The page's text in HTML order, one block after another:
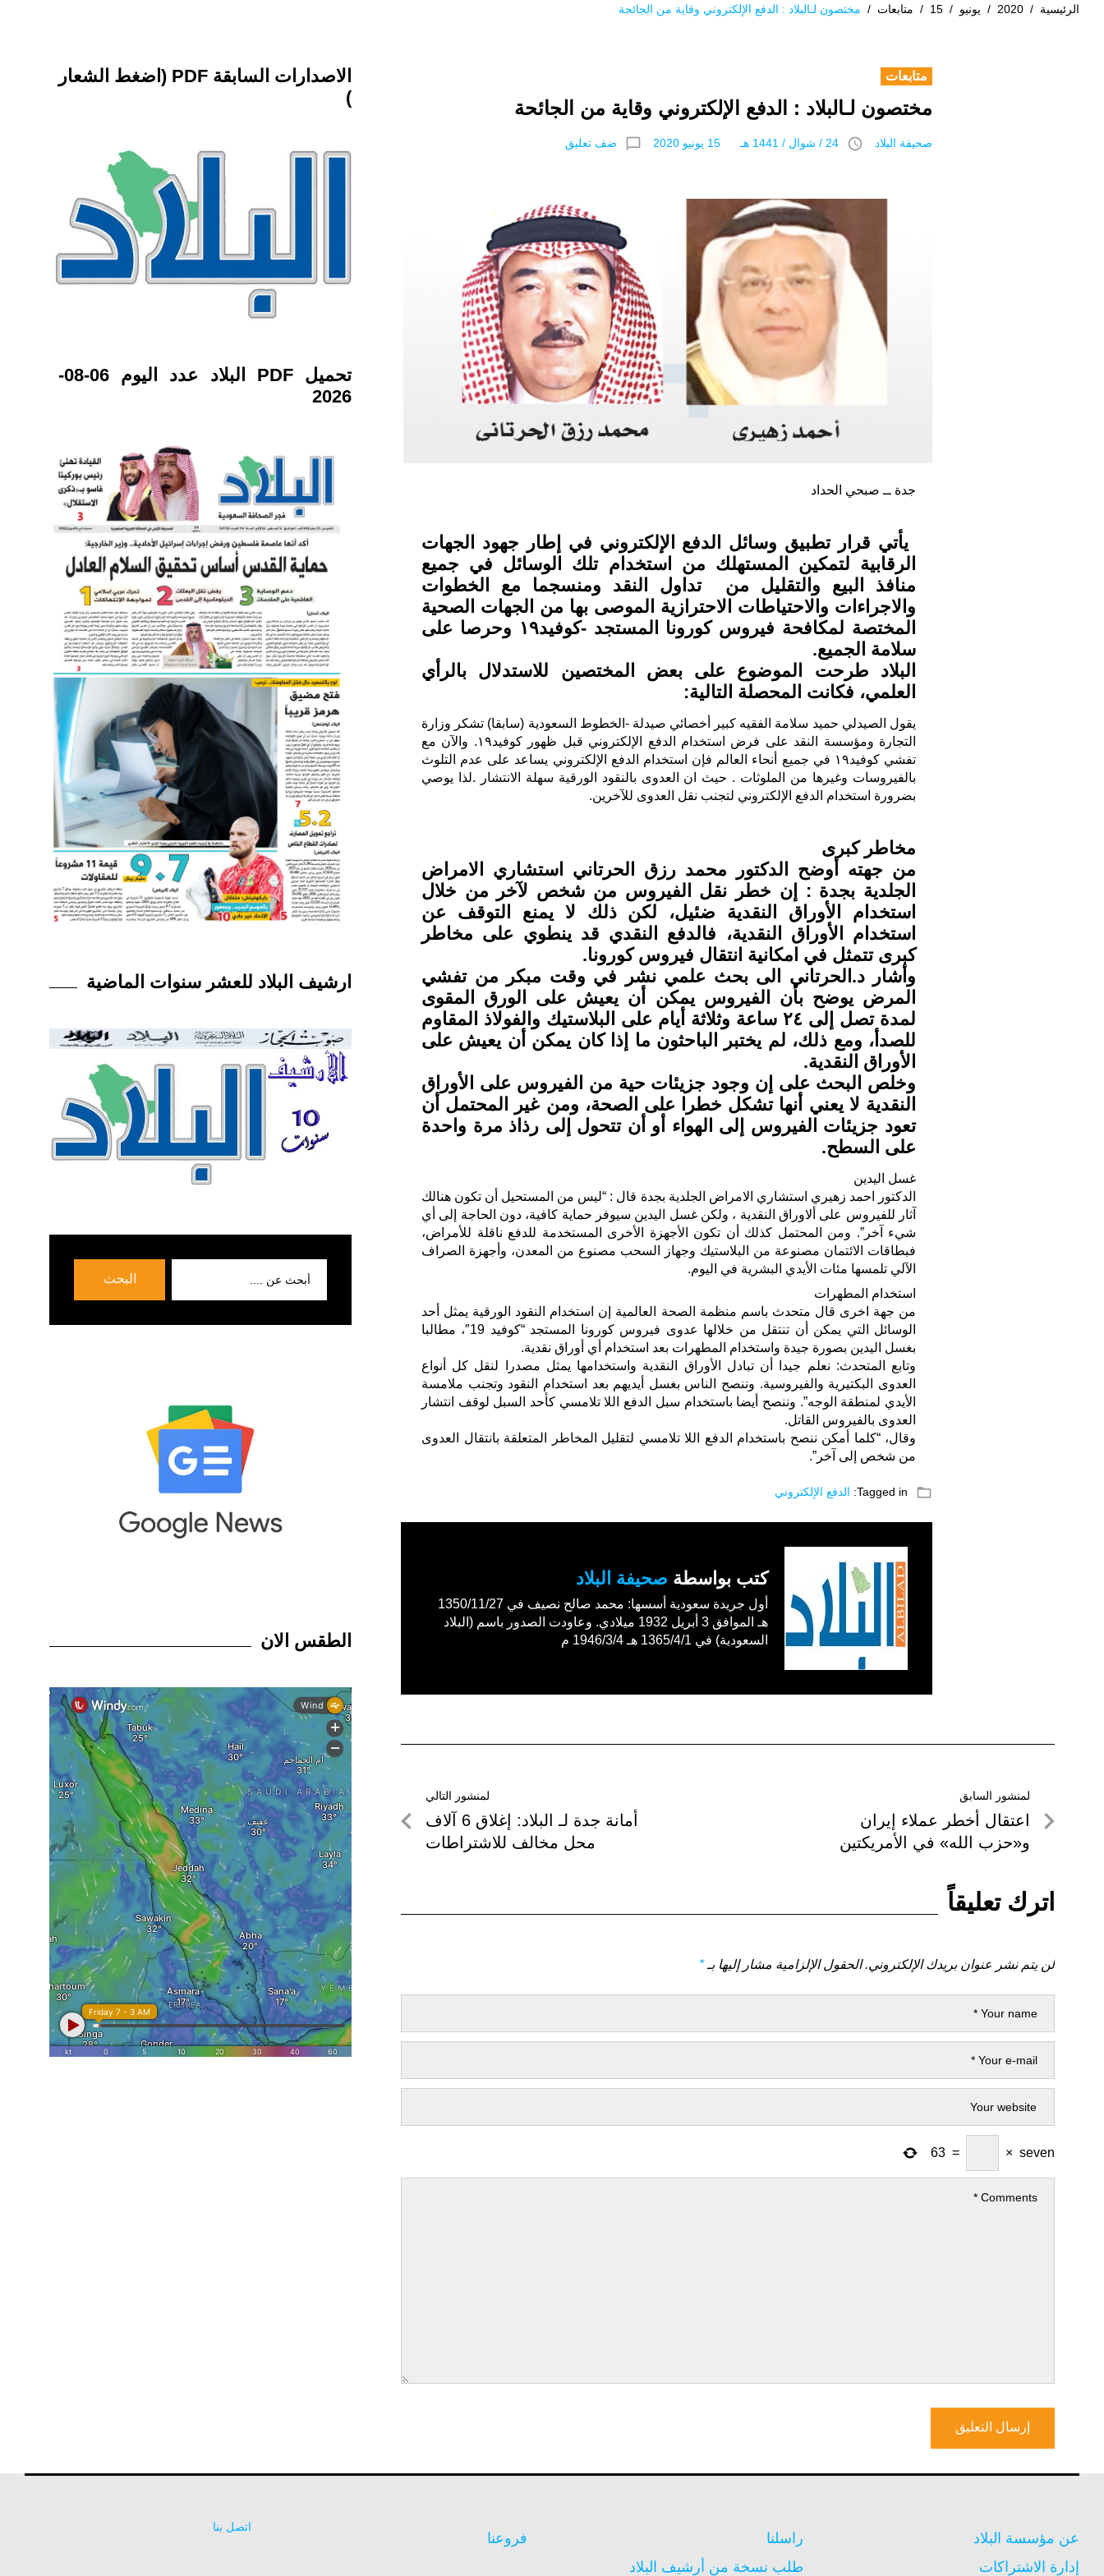
الرئيسية /
2020
/ يونيو /
15
/ متابعات / مختصون لـالبلاد : الدفع الإلكتروني وقاية من الجائحة
متابعات
مختصون لـالبلاد : الدفع الإلكتروني وقاية من الجائحة
صحيفة البلاد access_time 24 / شوال / 1441 هـ 15 يونيو 2020 chat_bubble_outline ضف تعليق
جدة ــ صبحي الحداد
‏ يأتي قرار تطبيق وسائل الدفع الإلكتروني ‏في إطار جهود الجهات
الرقابية لتمكين المستهلك من استخدام ‏تلك الوسائل في جميع
منافذ البيع والتقليل من ‏ تداول النقد ومنسجما مع الخطوات
والاجراءات والاحتياطات الاحترازية الموصى بها من الجهات الصحية
المختصة لمكافحة فيروس كورونا المستجد -كوفيد١٩ وحرصا على
سلامة الجميع.
البلاد طرحت الموضوع على بعض المختصين للاستدلال بالرأي
العلمي، فكانت المحصلة التالية:
يقول الصيدلي حميد سلامة الفقيه كبير أخصائي صيدلة -الخطوط السعودية (سابقا) تشكر وزارة
التجارة ومؤسسة النقد على فرض استخدام الدفع الإلكتروني قبل ظهور كوفيد١٩. والآن مع
تفشي كوفيد١٩ في جميع أنحاء العالم فإن استخدام الدفع الإلكتروني يساعد على عدم التلوث
بالفيروسات وغيرها من الملوثات . حيث ان العدوى بالنقود الورقية سهلة الانتشار .لذا يوصي
بضرورة استخدام الدفع الإلكتروني لتجنب نقل العدوى للآخرين.
مخاطر كبرى
من جهته أوضح الدكتور محمد رزق الحرتاني استشاري الامراض
الجلدية بجدة : إن خطر نقل الفيروس من شخص لآخر من خلال
استخدام الأوراق النقدية ضئيل، لكن ذلك لا يمنع التوقف عن
استخدام الأوراق النقدية، فالدفع النقدي قد ينطوي على مخاطر
كبرى تتمثل في امكانية انتقال فيروس كورونا.
وأشار د.الحرتاني الى بحث علمي نشر في وقت مبكر من تفشي
المرض يوضح بأن الفيروس يمكن أن يعيش على الورق المقوى
لمدة تصل إلى ٢٤ ساعة وثلاثة أيام على البلاستيك والفولاذ المقاوم
للصدأ، ومع ذلك، لم يختبر الباحثون ما إذا كان يمكن أن يعيش على
الأوراق النقدية.
وخلص البحث على إن وجود جزيئات حية من الفيروس على الأوراق
النقدية لا يعني أنها تشكل خطرا على الصحة، ومن غير المحتمل أن
تعود جزيئات الفيروس إلى الهواء أو أن تتحول إلى رذاذ مرة واحدة
على السطح.
غسل اليدين
الدكتور احمد زهيري استشاري الامراض الجلدية بجدة قال : “ليس من المستحيل أن تكون هنالك
آثار للفيروس على ألاوراق النقدية ، ولكن غسل اليدين سيوفر حماية كافية، دون الحاجة إلى أي
شيء آخر”. ومن المحتمل كذلك أن تكون الأجهزة الأخرى المستخدمة للدفع ناقلة للأمراض،
فبطاقات الائتمان مصنوعة من البلاستيك وجهاز السحب مصنوع من المعدن، وأجهزة الصراف
الآلي تلمسها مئات الأيدي البشرية في اليوم.
استخدام المطهرات
من جهة اخرى قال متحدث باسم منظمة الصحة العالمية إن استخدام النقود الورقية يمثل أحد
الوسائل التي يمكن أن تنتقل من خلالها عدوى فيروس كورونا المستجد “كوفيد 19″، مطالبا
بغسل اليدين بصورة جيدة واستخدام المطهرات بعد استخدام أي أوراق نقدية.
وتابع المتحدث: نعلم جيدا أن تبادل الأوراق النقدية واستخدامها يمثل مصدرا لنقل كل أنواع
العدوى البكتيرية والفيروسية. وننصح الناس بغسل أيديهم بعد استخدام النقود وتجنب ملامسة
الأيدي لمنطقة الوجه”. وننصح أيضا باستخدام سبل الدفع اللا تلامسي كأحد السبل لوقف انتشار
العدوى بالفيروس القاتل.
وقال، “كلما أمكن ننصح باستخدام الدفع اللا تلامسي لتقليل المخاطر المتعلقة بانتقال العدوى
من شخص إلى آخر”.
folder_open
Tagged in: الدفع الإلكتروني
كتب بواسطة صحيفة البلاد
أول جريدة سعودية أسسها: محمد صالح نصيف في 1350/11/27
هـ الموافق 3 أبريل 1932 ميلادي. وعاودت الصدور باسم (البلاد
السعودية) في 1365/4/1 هـ 1946/3/4 م
تصفّح
المقالات
لمنشور السابق
لمنشور
السابق
اعتقال أخطر عملاء إيران
و«حزب الله» في الأمريكتين
لمنشور التالي
لمنشور
أمانة جدة لـ البلاد: إغلاق 6 آلاف
محل مخالف للاشتراطات
اترك تعليقاً
لن يتم نشر عنوان بريدك الإلكتروني. الحقول الإلزامية مشار إليها بـ*
seven
×
=
63
الاصدارات السابقة PDF (اضغط الشعار
)
تحميل PDF البلاد عدد اليوم 06-08-
2026
ارشيف البلاد للعشر سنوات الماضية
البحث
الطقس الان
عن مؤسسة البلاد
إدارة الاشتراكات
راسلنا
طلب نسخة من أرشيف البلاد
فروعنا
اتصل بنا